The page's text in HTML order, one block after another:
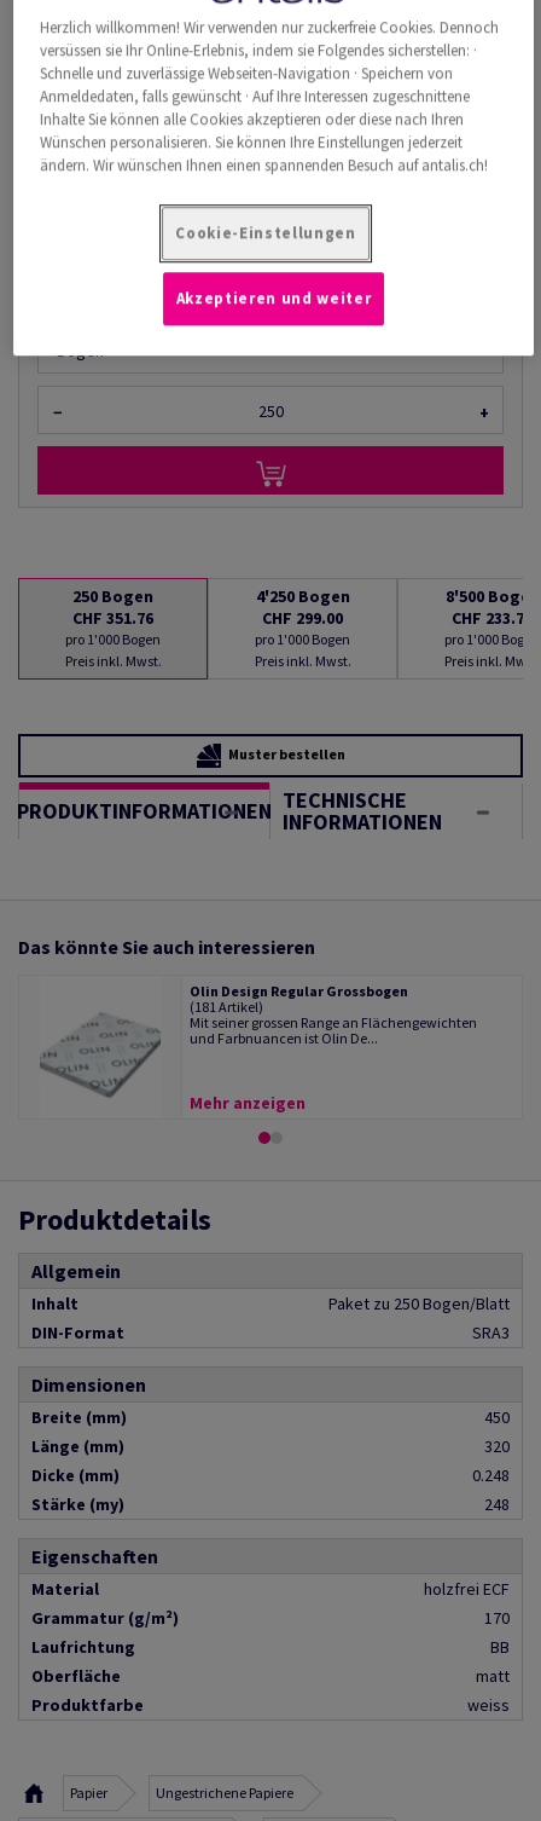
Olin, Rough, Bright White, matt, holzfrei ECF, 170g/m2, 450mm x
320mm, SRA3, BB, Paket zu 250 Bogen/Blatt, FSC Mix Credit
Weitere Produktinformationen
Produkt weiterempfehlen
Katalogpreis inkl. MwSt.
CHF 351.76 33.56% Rabatt
AB
LIEFERBAR AB 10/08/2026
Bogen
− +
250 Bogen
CHF 351.76
pro 1'000 Bogen
Preis inkl. Mwst.
4'250 Bogen
CHF 299.00
pro 1'000 Bogen
Preis inkl. Mwst.
8'500 Bogen
CHF 233.71
pro 1'000 Bogen
Preis inkl. Mwst.
Muster bestellen
PRODUKTINFORMATIONEN TECHNISCHE
INFORMATIONEN
Das könnte Sie auch interessieren
Olin Design Regular Grossbogen
(181 Artikel)
Mit seiner grossen Range an Flächengewichten
und Farbnuancen ist Olin De...
Mehr anzeigen
Produktdetails
Allgemein
Inhalt
Paket zu 250 Bogen/Blatt
DIN-Format
SRA3
Dimensionen
Breite (mm)
450
Länge (mm)
320
Dicke (mm)
0.248
Stärke (my)
248
Eigenschaften
Material
holzfrei ECF
Grammatur (g/m²)
170
Laufrichtung
BB
Oberfläche
matt
Produktfarbe
weiss
Papier Ungestrichene Papiere
Herzlich willkommen! Wir verwenden nur zuckerfreie Cookies. Dennoch
versüssen sie Ihr Online-Erlebnis, indem sie Folgendes sicherstellen: ·
Schnelle und zuverlässige Webseiten-Navigation · Speichern von
Anmeldedaten, falls gewünscht · Auf Ihre Interessen zugeschnittene
Inhalte Sie können alle Cookies akzeptieren oder diese nach Ihren
Wünschen personalisieren. Sie können Ihre Einstellungen jederzeit
ändern. Wir wünschen Ihnen einen spannenden Besuch auf antalis.ch!
Cookie-Einstellungen
Akzeptieren und weiter